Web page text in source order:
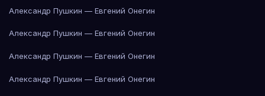
Александр Пушкин — Евгений Онегин
Александр Пушкин — Евгений Онегин
Александр Пушкин — Евгений Онегин
Александр Пушкин — Евгений Онегин